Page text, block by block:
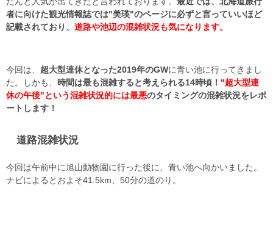
者に向けた観光情報誌では"美瑛"のページに必ずと言っていいほど
記載されており、 道路や池辺の混雑状況も気になります。
今回は、 超大型連休となった2019年のGWに青い池に行ってきまし
た。しかも、 時間は最も混雑すると考えられる14時頃！ "超大型連
休の午後"という混雑状況的には最悪のタイミングの混雑状況をレポ
ートします！
道路混雑状況
今回は午前中に旭山動物園に行った後に、青い池へ向かいました。
ナビによるとおよそ41.5km、50分の道のり。